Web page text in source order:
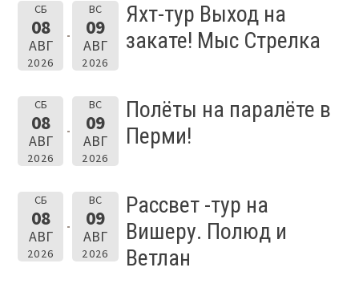
СБ
08
АВГ
2026
ВС
09
АВГ
2026
Яхт-тур Выход на
закате! Мыс Стрелка
СБ
08
АВГ
2026
ВС
09
АВГ
2026
Полёты на паралёте в
Перми!
СБ
08
АВГ
2026
ВС
09
АВГ
2026
Рассвет -тур на
Вишеру. Полюд и
Ветлан